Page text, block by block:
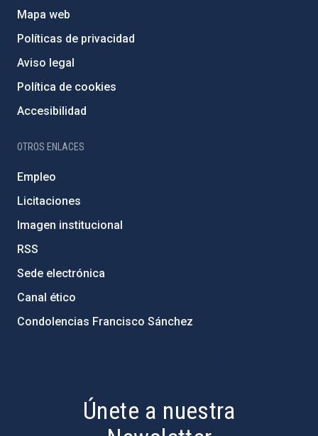
Mapa web
Políticas de privacidad
Aviso legal
Política de cookies
Accesibilidad
OTROS ENLACES
Empleo
Licitaciones
Imagen institucional
RSS
Sede electrónica
Canal ético
Condolencias Francisco Sánchez
Únete a nuestra